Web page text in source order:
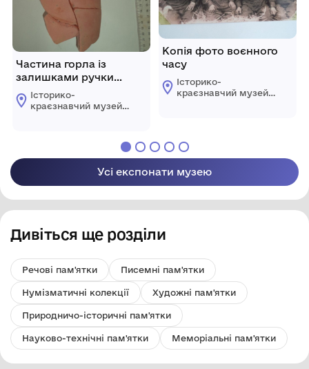
Частина горла із
залишками ручки
(Хіос)
Історико-
краєзнавчий музей
Копія фото воєнного
часу
Історико-
краєзнавчий музей
Усі експонати музею
Дивіться ще розділи
Речові пам'ятки Писемні пам'ятки
Нумізматичні колекції Художні пам'ятки
Природничо-історичні пам'ятки
Науково-технічні пам'ятки Меморіальні пам'ятки